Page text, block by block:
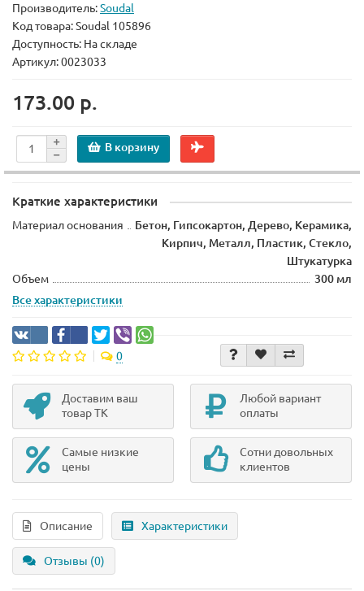
Производитель:Soudal
Код товара:Soudal 105896
Доступность: На складе
Артикул: 0023033
173.00 р.
В корзину
Краткие характеристики
Материал основания
Бетон, Гипсокартон, Дерево, Керамика,
Кирпич, Металл, Пластик, Стекло,
Штукатурка
Объем
300 мл
Все характеристики
0
Доставим ваш
товар ТК
Любой вариант
оплаты
Самые низкие
цены
Сотни довольных
клиентов
Описание Характеристики
Отзывы (0)